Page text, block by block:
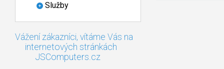
Služby
Vážení zákazníci, vítáme Vás na
internetových stránkách
JSComputers.cz